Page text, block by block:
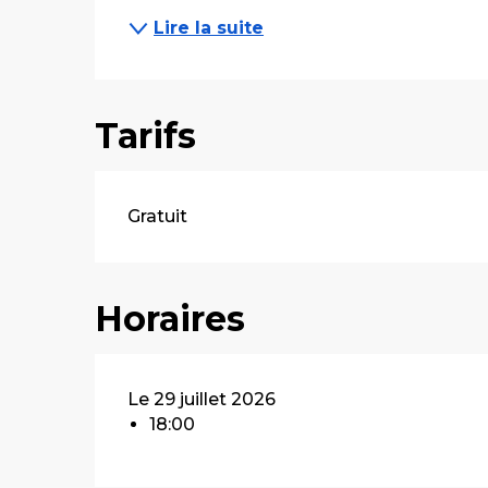
Lire la suite
Tarifs
Gratuit
Horaires
Le 29 juillet 2026
18:00